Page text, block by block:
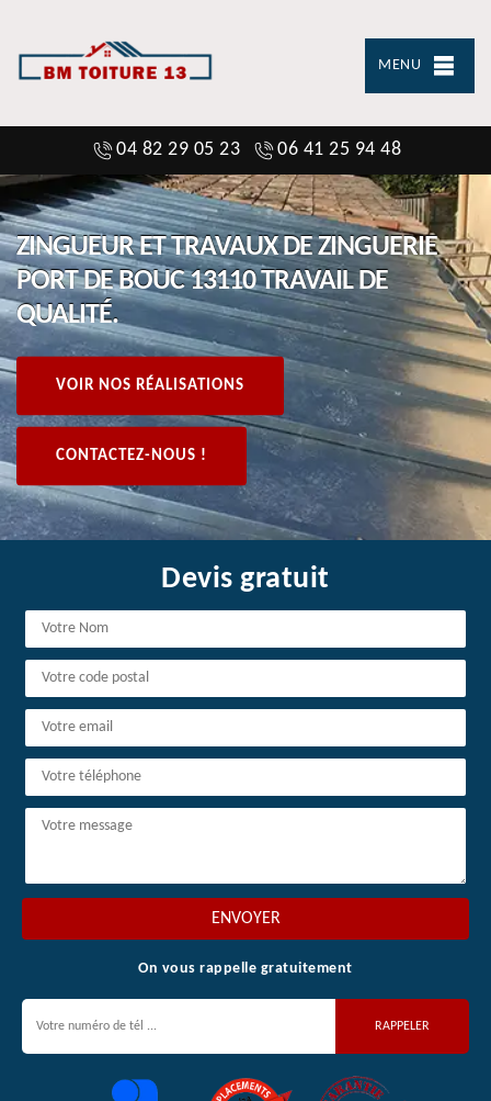
MENU
04 82 29 05 23 06 41 25 94 48
ZINGUEUR ET TRAVAUX DE ZINGUERIE
PORT DE BOUC 13110 TRAVAIL DE
QUALITÉ.
VOIR NOS RÉALISATIONS
CONTACTEZ-NOUS !
Devis gratuit
On vous rappelle gratuitement